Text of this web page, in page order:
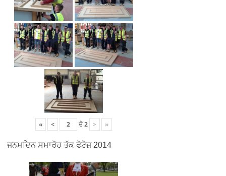
« < ਦੇ2 > »
ਜਨਮਦਿਨ ਸਮਾਰੋਹ ਤੱਕ ਫੋਟੋਜ਼ 2014